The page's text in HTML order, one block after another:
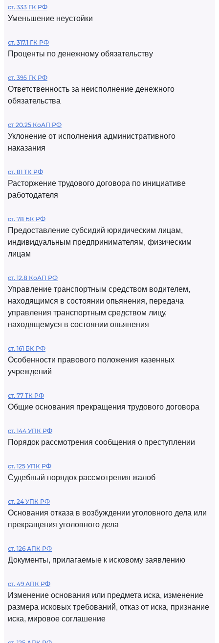
ст. 333 ГК РФ
Уменьшение неустойки
ст. 317.1 ГК РФ
Проценты по денежному обязательству
ст. 395 ГК РФ
Ответственность за неисполнение денежного
обязательства
ст 20.25 КоАП РФ
Уклонение от исполнения административного
наказания
ст. 81 ТК РФ
Расторжение трудового договора по инициативе
работодателя
ст. 78 БК РФ
Предоставление субсидий юридическим лицам,
индивидуальным предпринимателям, физическим
лицам
ст. 12.8 КоАП РФ
Управление транспортным средством водителем,
находящимся в состоянии опьянения, передача
управления транспортным средством лицу,
находящемуся в состоянии опьянения
ст. 161 БК РФ
Особенности правового положения казенных
учреждений
ст. 77 ТК РФ
Общие основания прекращения трудового договора
ст. 144 УПК РФ
Порядок рассмотрения сообщения о преступлении
ст. 125 УПК РФ
Судебный порядок рассмотрения жалоб
ст. 24 УПК РФ
Основания отказа в возбуждении уголовного дела или
прекращения уголовного дела
ст. 126 АПК РФ
Документы, прилагаемые к исковому заявлению
ст. 49 АПК РФ
Изменение основания или предмета иска, изменение
размера исковых требований, отказ от иска, признание
иска, мировое соглашение